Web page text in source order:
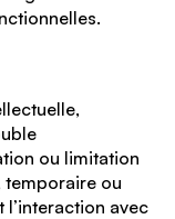
ou limitation
temporaire ou
avec